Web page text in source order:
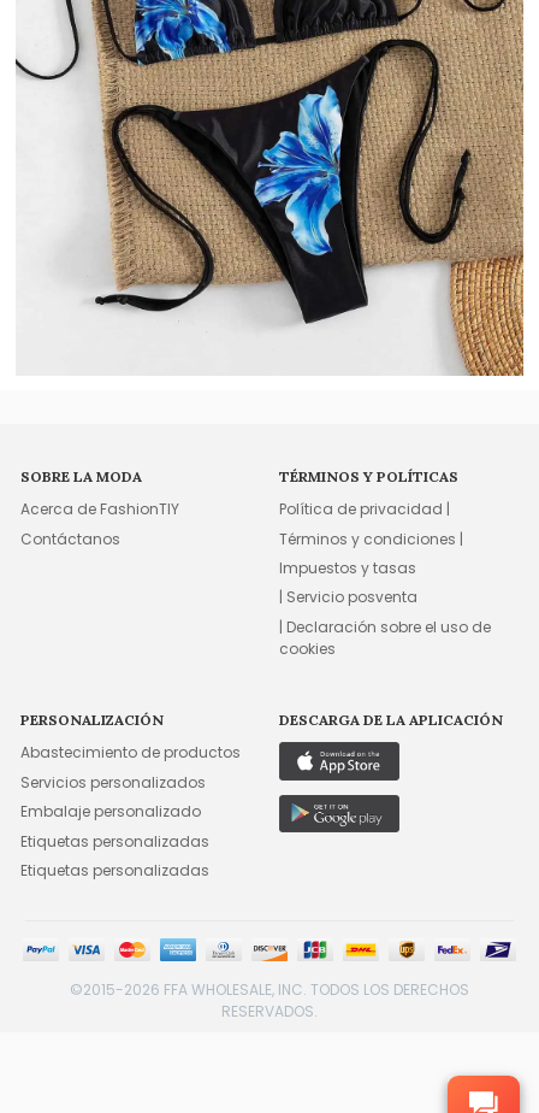
SOBRE LA MODA
Acerca de FashionTIY
Contáctanos
TÉRMINOS Y POLÍTICAS
Política de privacidad |
Términos y condiciones |
Impuestos y tasas
| Servicio posventa
| Declaración sobre el uso de
cookies
PERSONALIZACIÓN
Abastecimiento de productos
Servicios personalizados
Embalaje personalizado
Etiquetas personalizadas
Etiquetas personalizadas
DESCARGA DE LA APLICACIÓN
©2015-2026 FFA WHOLESALE, INC. TODOS LOS DERECHOS
RESERVADOS.